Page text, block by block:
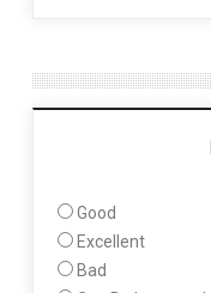
Good
Excellent
Bad